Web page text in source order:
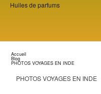
Huiles de parfums
Accueil
Blog
PHOTOS VOYAGES EN INDE
PHOTOS VOYAGES EN INDE